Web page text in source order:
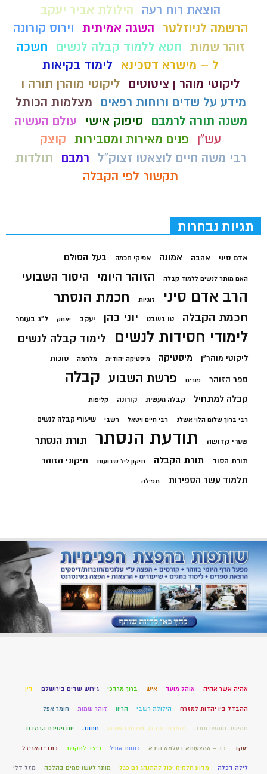
הוצאת רוח רעה
הילולת אביר יעקב
הרשמה לניוזלטר
השגה אמיתית וירוס קורונה
זוהר שמות חטא ללמוד קבלה לנשים
חשכה
ל – מישרא דסכינא
לימוד בקיאות
ליקוטי מוהר ן ציטוטים
ליקוטי מוהרן תורה ו
מידע על שדים ורוחות רפאים
מצלמות הכותל
משנה תורה לרמבם
סיפוק אישי
עולם העשיה
עש"ן
פנים מאירות ומסבירות קוצק
רבי משה חיים לוצאטו זצוק"ל
רמבם
תולדות
תקשור לפי הקבלה
תגיות נבחרות
אדם סיני אהבה אמונה אפיקי חכמה בעל הסולם
האם מותר לנשים ללמוד קבלה הזוהר היומי היסוד השבועי
הרב אדם סיני זוגיות חכמת הנסתר
חכמת הקבלה טו בשבט יוני כהן יעקב יצחק ל"ג בעומר
לימודי חסידות לנשים לימוד קבלה לנשים
ליקוטי מוהר"ן מיסטיקה מיסטיקה יהודית מלחמה סוכות
ספר הזוהר פורים פרשת השבוע קבלה
קבלה למתחיל קבלה מעשית קורונה קליפות
רבי ברוך שלום הלוי אשלג רבי חיים ויטאל רשבי שיעורי קבלה לנשים
שערי קדושה תודעת הנסתר תורת הנסתר
תורת הסוד תורת הקבלה תיקון ליל שבועות תיקוני הזוהר
תלמוד עשר הספירות תפילה
אהיה אשר אהיה אוהל מועד איש ברוך מרדכי גירוש שדים בירושלם דין
ההבדל בין יהדות למזרח הילולת רשבי הריון זוהר שמות חומר אפל
חמישה חומשי תורה חסידות וקבלה פרשת השבוע חתונה יום פטירת הרמבם
יעקב כד – אמצעותא דעלמא היכא כוחות אופל כיצד לתקשר כתבי האריזל
לילה דכלה מדוע חלקיק יכול להתנהג גם כגל מותר לעשן סמים בהלכה מזל דלי